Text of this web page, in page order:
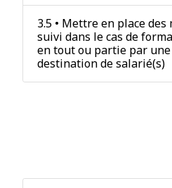
3.5 • Mettre en place
suivi dans le cas de
en tout ou partie par
destination de salarié(s)